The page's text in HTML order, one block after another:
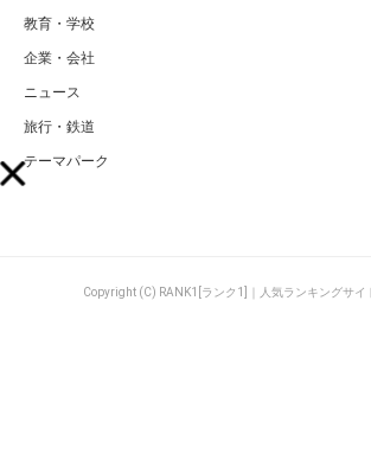
教育・学校
企業・会社
ニュース
旅行・鉄道
テーマパーク
Copyright (C) RANK1[ランク1]｜人気ランキングサイ